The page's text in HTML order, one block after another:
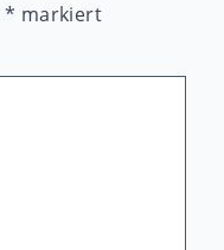
* markiert